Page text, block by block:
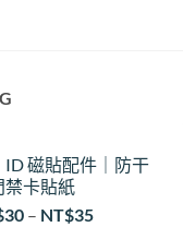
ID 磁貼配件｜防干
禁卡貼紙
30 – NT$35價